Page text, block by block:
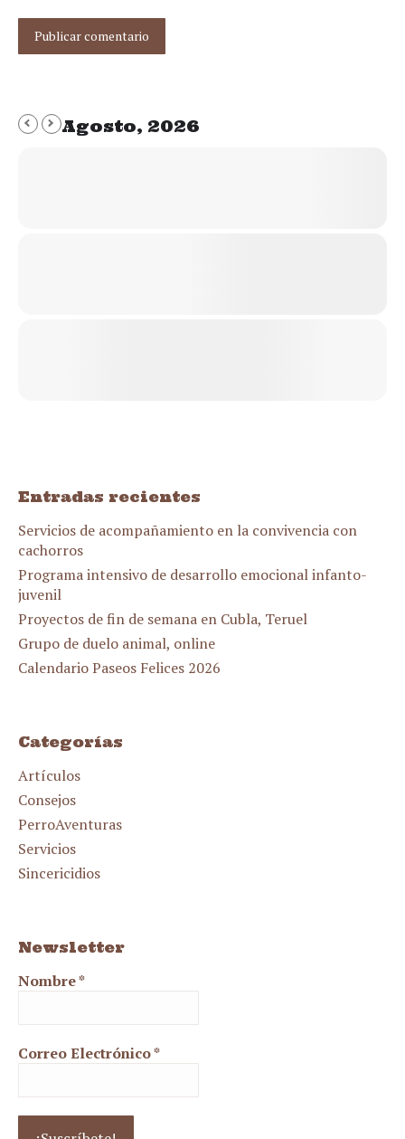
Publicar comentario
Agosto, 2026
Entradas recientes
Servicios de acompañamiento en la convivencia con
cachorros
Programa intensivo de desarrollo emocional infanto-
juvenil
Proyectos de fin de semana en Cubla, Teruel
Grupo de duelo animal, online
Calendario Paseos Felices 2026
Categorías
Artículos
Consejos
PerroAventuras
Servicios
Sincericidios
Newsletter
Nombre*
Correo Electrónico*